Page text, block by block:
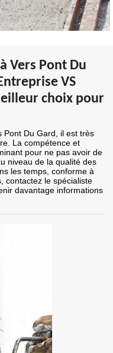
Vers Pont Du
VS
choix pour
Pont Du Gard, il est très
La compétence et
pour ne pas avoir de
niveau de la qualité des
les temps, conforme à
contactez le spécialiste
davantage informations